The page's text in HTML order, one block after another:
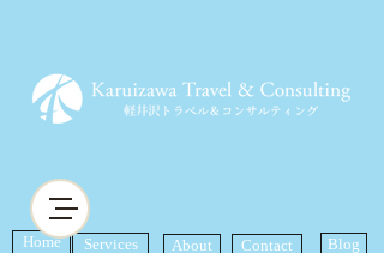
Home Services About Contact Blog